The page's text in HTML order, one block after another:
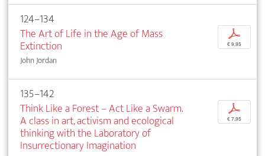
124–134
The Art of Life in the Age of Mass
Extinction
John Jordan
p
€ 9,95
135–142
Think Like a Forest – Act Like a Swarm.
A class in art, activism and ecological
thinking with the Laboratory of
Insurrectionary Imagination
p
€ 7,95